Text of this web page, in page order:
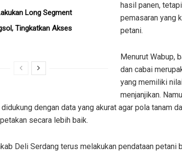
Long Segment
Tingkatkan Akses
hasil panen,
pemasaran yang
petani.
Menurut Wabup,
dan cabai
yang memiliki
menjanjikan.
dengan data yang akurat agar pola tanam
secara lebih baik.
Deli Serdang terus melakukan pendataan petani